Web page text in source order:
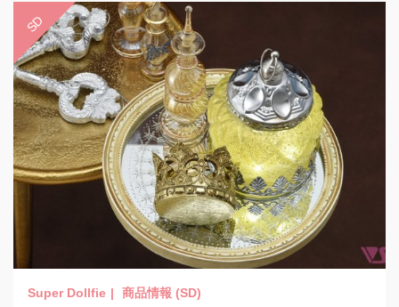
商品情報 (SD)